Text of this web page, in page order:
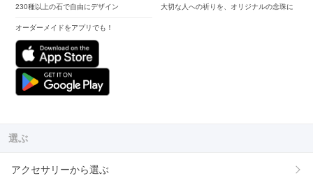
230種以上の石で自由にデザイン
オーダーメイドをアプリでも！
大切な人への祈りを、オリジナルの念珠に
選ぶ
アクセサリーから選ぶ